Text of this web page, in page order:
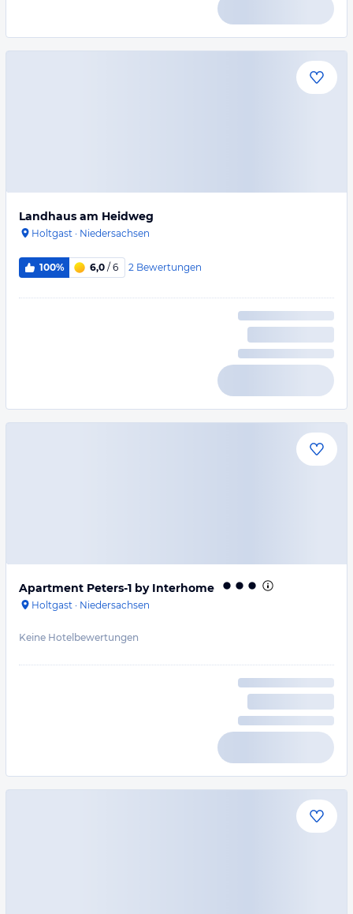
Landhaus am Heidweg
Holtgast · Niedersachsen
100% 6,0 / 6 2 Bewertungen
Apartment Peters-1 by Interhome
Holtgast · Niedersachsen
Keine Hotelbewertungen